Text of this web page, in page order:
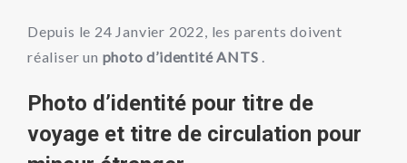
Depuis le 24 Janvier 2022, les parents doivent
réaliser un photo d’identité ANTS .
Photo d’identité pour titre de
voyage et titre de circulation pour